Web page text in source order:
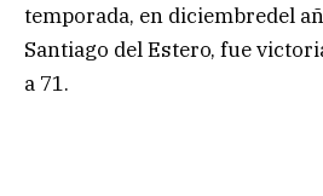
temporada, en diciembredel
Santiago del Estero, fue
a 71.